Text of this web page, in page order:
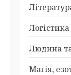
Людина та
Магія,